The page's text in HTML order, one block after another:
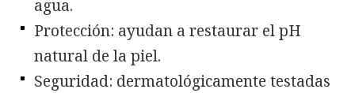
agua.
Protección: ayudan a restaurar el pH
natural de la piel.
Seguridad: dermatológicamente testadas